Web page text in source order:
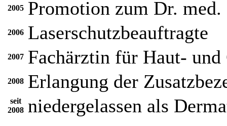
2005 Promotion zum Dr. med.
2006 Laserschutzbeauftragte
2007 Fachärztin für Haut- und
2008 Erlangung der
seit
2008 niedergelassen als